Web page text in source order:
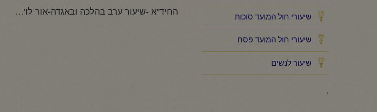
שיעורי חול המועד סוכות
שיעורי חול המועד פסח
שיעור לנשים
`
החיד"א -שיעור ערב בהלכה ובאגדה-אור לו' אב תשפ"ה